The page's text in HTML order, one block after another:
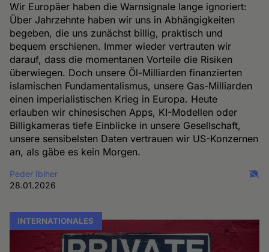
Wir Europäer haben die Warnsignale lange ignoriert:
Über Jahrzehnte haben wir uns in Abhängigkeiten
begeben, die uns zunächst billig, praktisch und
bequem erschienen. Immer wieder vertrauten wir
darauf, dass die momentanen Vorteile die Risiken
überwiegen. Doch unsere Öl-Milliarden finanzierten
islamischen Fundamentalismus, unsere Gas-Milliarden
einen imperialistischen Krieg in Europa. Heute
erlauben wir chinesischen Apps, KI-Modellen oder
Billigkameras tiefe Einblicke in unsere Gesellschaft,
unsere sensibelsten Daten vertrauen wir US-Konzernen
an, als gäbe es kein Morgen.
Peder Iblher
28.01.2026
INTERNATIONALES